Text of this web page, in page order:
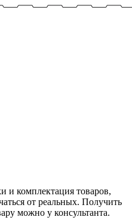
и комплектация товаров,
от реальных. Получить
можно у консультанта.